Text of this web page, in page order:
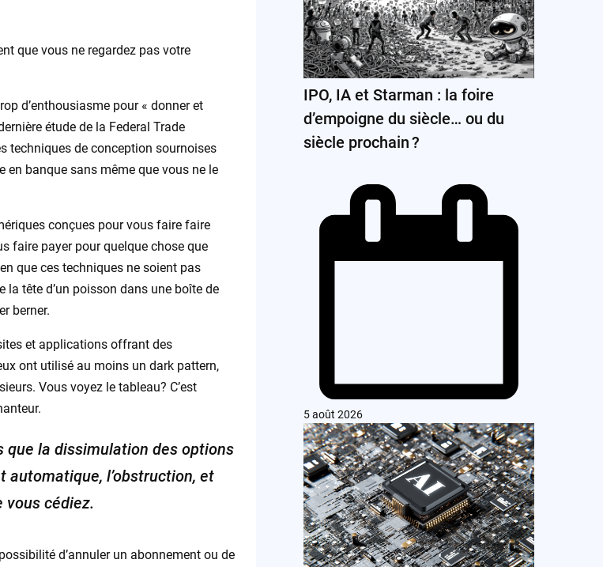
que vous ne regardez pas votre
d’enthousiasme pour « donner et
étude de la Federal Trade
techniques de conception sournoises
banque sans même que vous ne le
conçues pour vous faire faire
faire payer pour quelque chose que
que ces techniques ne soient pas
tête d’un poisson dans une boîte de
berner.
et applications offrant des
ont utilisé au moins un dark pattern,
Vous voyez le tableau? C’est
que la dissimulation des options
automatique, l’obstruction, et
vous cédiez.
d’annuler un abonnement ou de
IPO, IA et Starman : la foire
d’empoigne du siècle… ou du
siècle prochain ?
5 août 2026